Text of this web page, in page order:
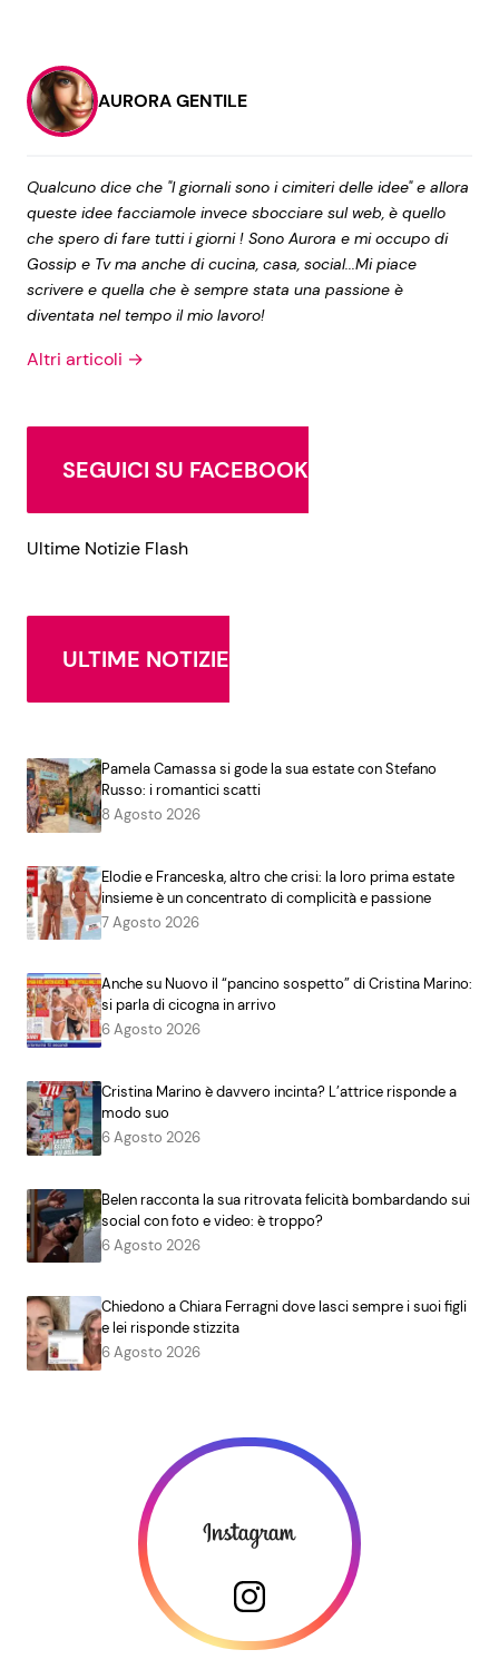
AURORA GENTILE
Qualcuno dice che "I giornali sono i cimiteri delle idee" e allora
queste idee facciamole invece sbocciare sul web, è quello
che spero di fare tutti i giorni ! Sono Aurora e mi occupo di
Gossip e Tv ma anche di cucina, casa, social...Mi piace
scrivere e quella che è sempre stata una passione è
diventata nel tempo il mio lavoro!
Altri articoli →
SEGUICI SU FACEBOOK
Ultime Notizie Flash
ULTIME NOTIZIE
Pamela Camassa si gode la sua estate con Stefano
Russo: i romantici scatti
8 Agosto 2026
Elodie e Franceska, altro che crisi: la loro prima estate
insieme è un concentrato di complicità e passione
7 Agosto 2026
Anche su Nuovo il “pancino sospetto” di Cristina Marino:
si parla di cicogna in arrivo
6 Agosto 2026
Cristina Marino è davvero incinta? L’attrice risponde a
modo suo
6 Agosto 2026
Belen racconta la sua ritrovata felicità bombardando sui
social con foto e video: è troppo?
6 Agosto 2026
Chiedono a Chiara Ferragni dove lasci sempre i suoi figli
e lei risponde stizzita
6 Agosto 2026